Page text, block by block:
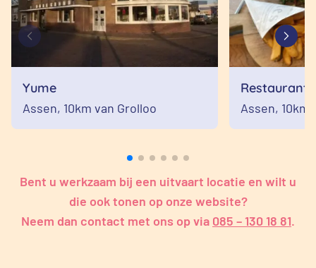
Yume
Assen, 10km van Grolloo
Restaurant
Assen, 10km
Bent u werkzaam bij een uitvaart locatie en wilt u
die ook tonen op onze website?
Neem dan contact met ons op via 085 – 130 18 81.